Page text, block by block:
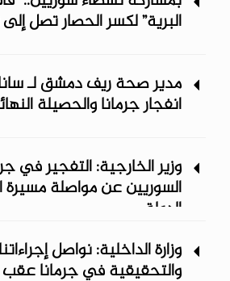
البرية” لكسر الحصار تصل إلى
مدير صحة ريف دمشق لـ
انفجار جرمانا والحصيلة النهائية 14
وزير الخارجية: التفجير في
السوريين عن مواصلة مسيرة
الدولة
وزارة الداخلية: نواصل
والتحقيقية في جرمانا